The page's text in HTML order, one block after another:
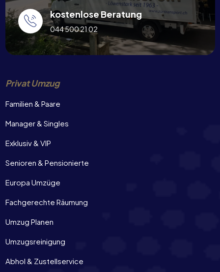
kostenlose Beratung
044 500 21 02
Privat Umzug
Familien & Paare
Manager & Singles
Exklusiv & VIP
Senioren & Pensionierte
Europa Umzüge
Fachgerechte Räumung
Umzug Planen
Umzugsreinigung
Abhol & Zustellservice